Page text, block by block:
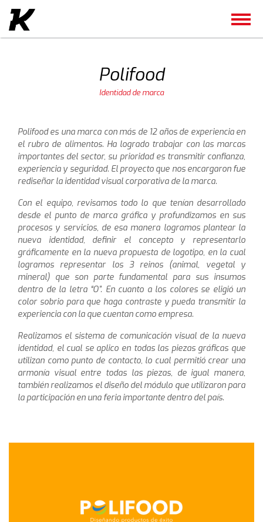
Polifood
Identidad de marca
Polifood es una marca con más de 12 años de experiencia en
el rubro de alimentos. Ha logrado trabajar con las marcas
importantes del sector, su prioridad es transmitir confianza,
experiencia y seguridad. El proyecto que nos encargaron fue
rediseñar la identidad visual corporativa de la marca.
Con el equipo, revisamos todo lo que tenían desarrollado
desde el punto de marca gráfica y profundizamos en sus
procesos y servicios, de esa manera logramos plantear la
nueva identidad, definir el concepto y representarlo
gráficamente en la nueva propuesta de logotipo, en la cual
logramos representar los 3 reinos (animal, vegetal y
mineral) que son parte fundamental para sus insumos
dentro de la letra “O”. En cuanto a los colores se eligió un
color sobrio para que haga contraste y pueda transmitir la
experiencia con la que cuentan como empresa.
Realizamos el sistema de comunicación visual de la nueva
identidad, el cual se aplico en todas las piezas gráficas que
utilizan como punto de contacto, lo cual permitió crear una
armonía visual entre todas las piezas, de igual manera,
también realizamos el diseño del módulo que utilizaron para
la participación en una feria importante dentro del país.